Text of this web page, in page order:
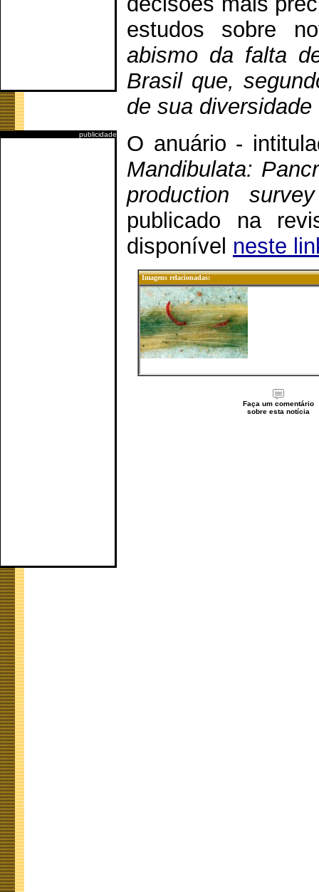
publicidade
estudos sobre
abismo da falta
Brasil que,
de sua
O anuário -
Mandibulata:
production
publicado na
disponível neste
Imagens relacionadas:
Faça um comentário
sobre esta notícia